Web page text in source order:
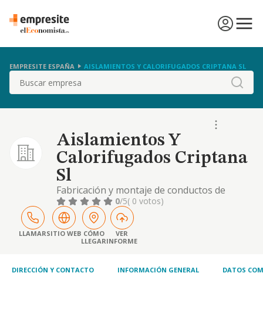
EMPRESITE ESPAÑA AISLAMIENTOS Y CALORIFUGADOS CRIPTANA SL
Buscar
Aislamientos Y
Calorifugados Criptana
Sl
Fabricación y montaje de conductos de
climatización. 0/5( 0 votos)
LLAMARSITIO WEB CÓMO
LLEGAR
VER
INFORME
DIRECCIÓN Y CONTACTO INFORMACIÓN GENERAL DATOS